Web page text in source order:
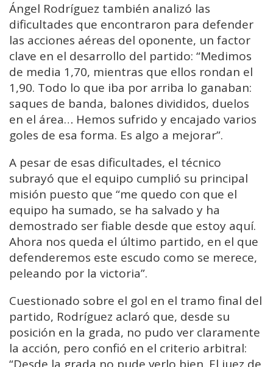
Ángel Rodríguez también analizó las
dificultades que encontraron para defender
las acciones aéreas del oponente, un factor
clave en el desarrollo del partido: “Medimos
de media 1,70, mientras que ellos rondan el
1,90. Todo lo que iba por arriba lo ganaban:
saques de banda, balones divididos, duelos
en el área… Hemos sufrido y encajado varios
goles de esa forma. Es algo a mejorar”.
A pesar de esas dificultades, el técnico
subrayó que el equipo cumplió su principal
misión puesto que “me quedo con que el
equipo ha sumado, se ha salvado y ha
demostrado ser fiable desde que estoy aquí.
Ahora nos queda el último partido, en el que
defenderemos este escudo como se merece,
peleando por la victoria”.
Cuestionado sobre el gol en el tramo final del
partido, Rodríguez aclaró que, desde su
posición en la grada, no pudo ver claramente
la acción, pero confió en el criterio arbitral: